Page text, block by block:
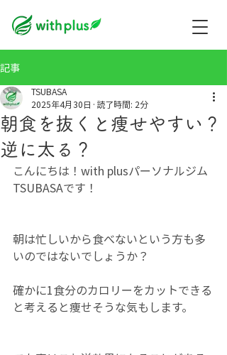
記事
朝食を抜くと痩せやすい？
逆に太る？
TSUBASA
2025年4月30日 読了時間: 2分
こんにちは！with plusパーソナルジム
TSUBASAです！
朝は忙しいから食べないという方も多
いのではないでしょうか？
確かに1食分のカロリーをカットできる
と考えると痩せそうな気もします。